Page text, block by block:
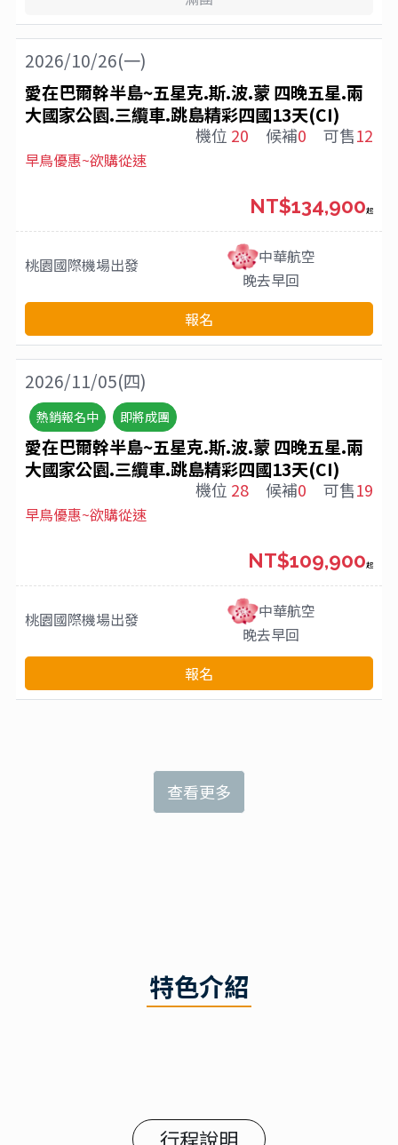
2026/10/26(一)
愛在巴爾幹半島~五星克.斯.波.蒙 四晚五星.兩
大國家公園.三纜車.跳島精彩四國13天(CI)
機位 20 候補0 可售12
早鳥優惠~欲購從速
桃園國際機場出發
中華航空
晚去早回
NT$134,900起
報名
2026/11/05(四)
熱銷報名中 即將成團
愛在巴爾幹半島~五星克.斯.波.蒙 四晚五星.兩
大國家公園.三纜車.跳島精彩四國13天(CI)
機位 28 候補0 可售19
早鳥優惠~欲購從速
桃園國際機場出發
中華航空
晚去早回
NT$109,900起
報名
查看更多
特色介紹
行程說明